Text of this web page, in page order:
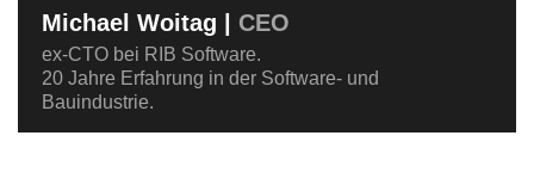
Michael Woitag | CEO
ex-CTO bei RIB Software.
20 Jahre Erfahrung in der Software- und
Bauindustrie.